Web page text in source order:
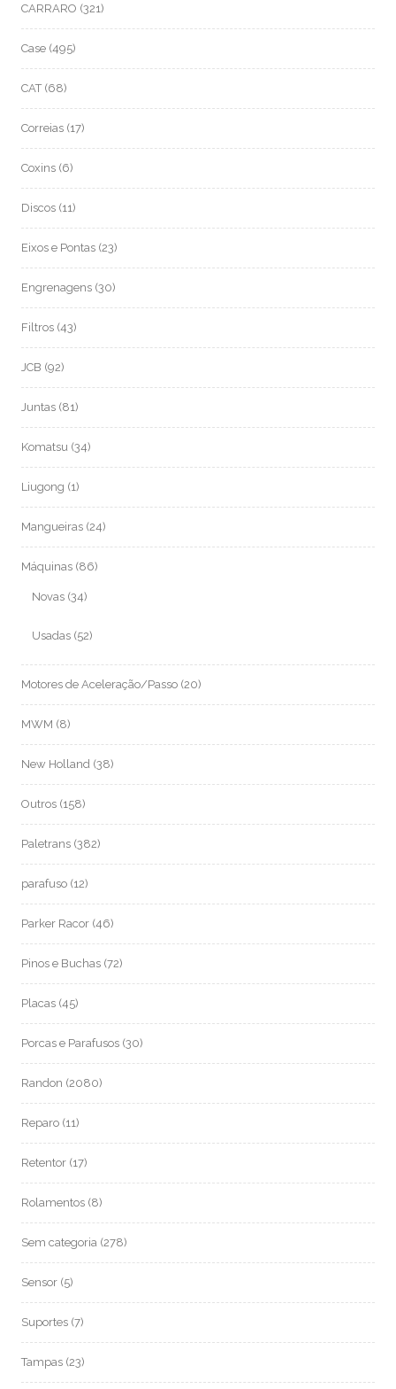
CARRARO (321)
Case (495)
CAT (68)
Correias (17)
Coxins (6)
Discos (11)
Eixos e Pontas (23)
Engrenagens (30)
Filtros (43)
JCB (92)
Juntas (81)
Komatsu (34)
Liugong (1)
Mangueiras (24)
Máquinas (86)
Novas (34)
Usadas (52)
Motores de Aceleração/Passo (20)
MWM (8)
New Holland (38)
Outros (158)
Paletrans (382)
parafuso (12)
Parker Racor (46)
Pinos e Buchas (72)
Placas (45)
Porcas e Parafusos (30)
Randon (2080)
Reparo (11)
Retentor (17)
Rolamentos (8)
Sem categoria (278)
Sensor (5)
Suportes (7)
Tampas (23)